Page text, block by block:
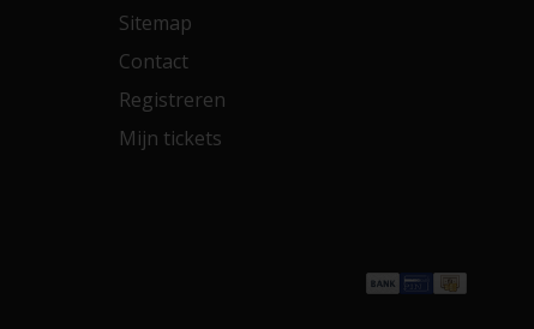
Sitemap
Contact
Registreren
Mijn tickets